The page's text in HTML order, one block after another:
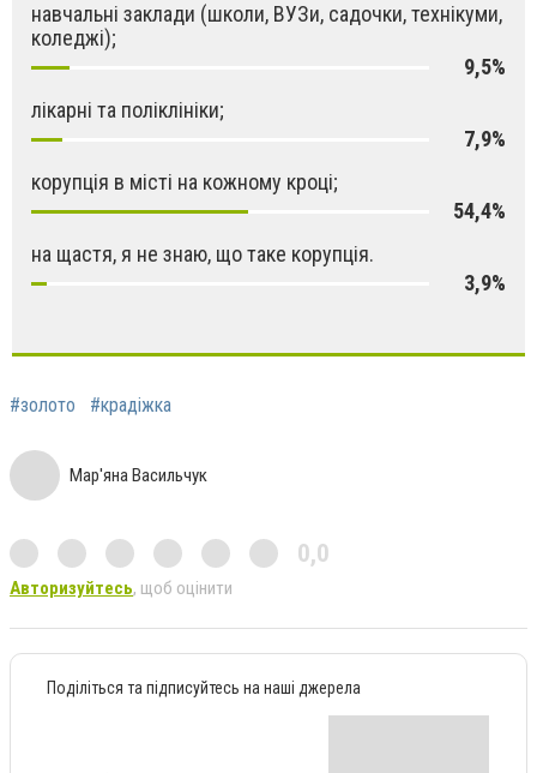
навчальні заклади (школи, ВУЗи, садочки, технікуми,
коледжі);
9,5%
лікарні та поліклініки;
7,9%
корупція в місті на кожному кроці;
54,4%
на щастя, я не знаю, що таке корупція.
3,9%
#золото #крадіжка
Мар'яна Васильчук
0,0
Авторизуйтесь, щоб оцінити
Поділіться та підписуйтесь на наші джерела